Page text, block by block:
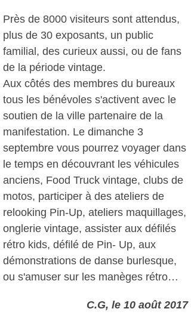
Près de 8000 visiteurs sont attendus,
plus de 30 exposants, un public
familial, des curieux aussi, ou de fans
de la période vintage.
Aux côtés des membres du bureaux
tous les bénévoles s'activent avec le
soutien de la ville partenaire de la
manifestation. Le dimanche 3
septembre vous pourrez voyager dans
le temps en découvrant les véhicules
anciens, Food Truck vintage, clubs de
motos, participer à des ateliers de
relooking Pin-Up, ateliers maquillages,
onglerie vintage, assister aux défilés
rétro kids, défilé de Pin- Up, aux
démonstrations de danse burlesque,
ou s'amuser sur les manèges rétro…
C.G, le 10 août 2017